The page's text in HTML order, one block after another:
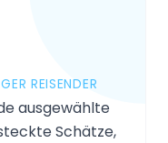
REISENDER
ausgewählte
Schätze,